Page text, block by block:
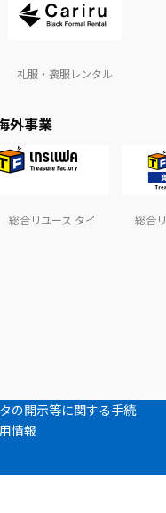
礼服・喪服レンタル
外事業
総合リユース タイ 総合
の開示等に関する手続
情報